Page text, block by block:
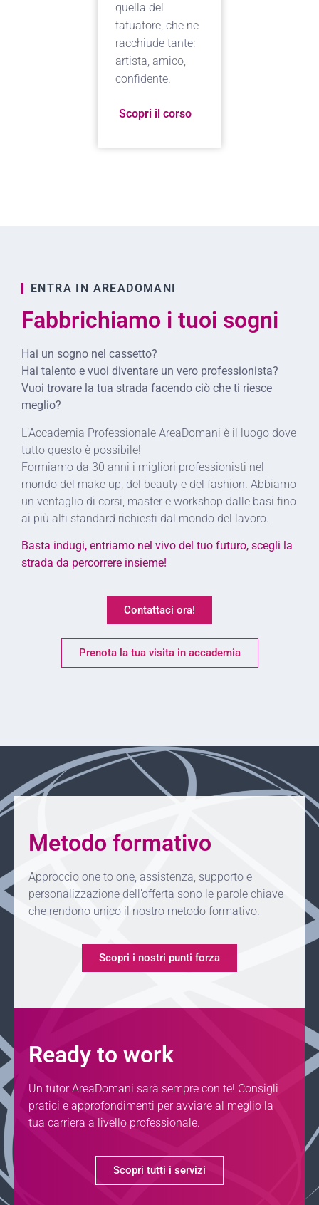
quella del
tatuatore, che ne
racchiude tante:
artista, amico,
confidente.
Scopri il corso
ENTRA IN AREADOMANI
Fabbrichiamo i tuoi sogni
Hai un sogno nel cassetto?
Hai talento e vuoi diventare un vero professionista?
Vuoi trovare la tua strada facendo ciò che ti riesce
meglio?
L’Accademia Professionale AreaDomani è il luogo dove
tutto questo è possibile!
Formiamo da 30 anni i migliori professionisti nel
mondo del make up, del beauty e del fashion. Abbiamo
un ventaglio di corsi, master e workshop dalle basi fino
ai più alti standard richiesti dal mondo del lavoro.
Basta indugi, entriamo nel vivo del tuo futuro, scegli la
strada da percorrere insieme!
Contattaci ora!
Prenota la tua visita in accademia
Metodo formativo
Approccio one to one, assistenza, supporto e
personalizzazione dell’offerta sono le parole chiave
che rendono unico il nostro metodo formativo.
Scopri i nostri punti forza
Ready to work
Un tutor AreaDomani sarà sempre con te! Consigli
pratici e approfondimenti per avviare al meglio la
tua carriera a livello professionale.
Scopri tutti i servizi